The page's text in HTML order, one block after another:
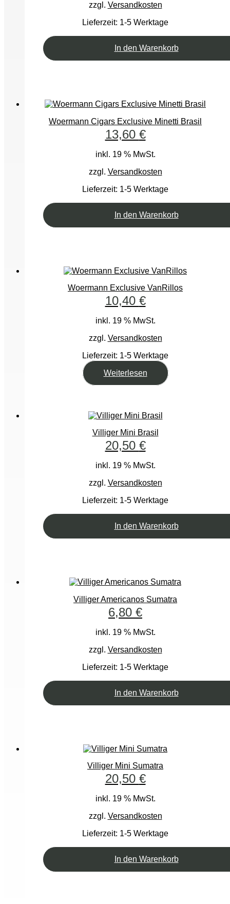
zzgl. Versandkosten
Lieferzeit: 1-5 Werktage
In den Warenkorb
Woermann Cigars Exclusive Minetti Brasil
13,60 €
inkl. 19 % MwSt.
zzgl. Versandkosten
Lieferzeit: 1-5 Werktage
In den Warenkorb
Woermann Exclusive VanRillos
10,40 €
inkl. 19 % MwSt.
zzgl. Versandkosten
Lieferzeit: 1-5 Werktage
Weiterlesen
Villiger Mini Brasil
20,50 €
inkl. 19 % MwSt.
zzgl. Versandkosten
Lieferzeit: 1-5 Werktage
In den Warenkorb
Villiger Americanos Sumatra
6,80 €
inkl. 19 % MwSt.
zzgl. Versandkosten
Lieferzeit: 1-5 Werktage
In den Warenkorb
Villiger Mini Sumatra
20,50 €
inkl. 19 % MwSt.
zzgl. Versandkosten
Lieferzeit: 1-5 Werktage
In den Warenkorb